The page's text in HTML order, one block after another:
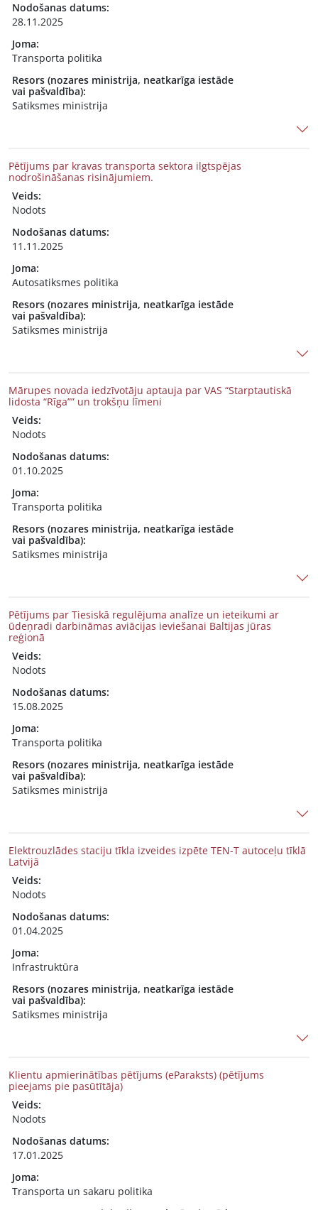
Nodošanas datums:
28.11.2025
Joma:
Transporta politika
Resors (nozares ministrija, neatkarīga iestāde
vai pašvaldība):
Satiksmes ministrija
Pētījums par kravas transporta sektora ilgtspējas
nodrošināšanas risinājumiem.
Veids:
Nodots
Nodošanas datums:
11.11.2025
Joma:
Autosatiksmes politika
Resors (nozares ministrija, neatkarīga iestāde
vai pašvaldība):
Satiksmes ministrija
Mārupes novada iedzīvotāju aptauja par VAS “Starptautiskā
lidosta “Rīga”” un trokšņu līmeni
Veids:
Nodots
Nodošanas datums:
01.10.2025
Joma:
Transporta politika
Resors (nozares ministrija, neatkarīga iestāde
vai pašvaldība):
Satiksmes ministrija
Pētījums par Tiesiskā regulējuma analīze un ieteikumi ar
ūdeņradi darbināmas aviācijas ieviešanai Baltijas jūras
reģionā
Veids:
Nodots
Nodošanas datums:
15.08.2025
Joma:
Transporta politika
Resors (nozares ministrija, neatkarīga iestāde
vai pašvaldība):
Satiksmes ministrija
Elektrouzlādes staciju tīkla izveides izpēte TEN-T autoceļu tīklā
Latvijā
Veids:
Nodots
Nodošanas datums:
01.04.2025
Joma:
Infrastruktūra
Resors (nozares ministrija, neatkarīga iestāde
vai pašvaldība):
Satiksmes ministrija
Klientu apmierinātības pētījums (eParaksts) (pētījums
pieejams pie pasūtītāja)
Veids:
Nodots
Nodošanas datums:
17.01.2025
Joma:
Transporta un sakaru politika